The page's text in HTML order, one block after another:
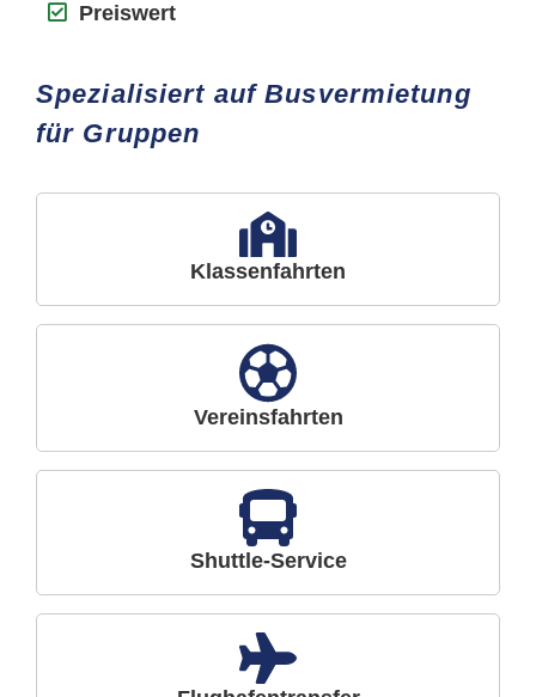
Preiswert
Spezialisiert auf Busvermietung
für Gruppen
Klassenfahrten
Vereinsfahrten
Shuttle-Service